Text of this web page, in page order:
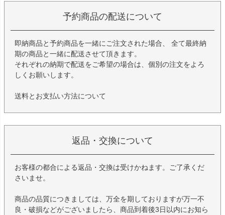
予約商品の配送について
即納商品と予約商品を一緒にご注文された場合、 全て最終納
期の商品と一緒に配送させて頂きます。
それぞれの納期で配送をご希望の場合は、個別の注文をよろ
しくお願いします。
送料とお支払い方法について
返品・交換について
お客様の都合による返品・交換は受けかねます。ご了承くだ
さいませ。
商品の品質につきましては、万全を期しておりますが万一不
良・破損などがございましたら、商品到着後3日以内にお知ら